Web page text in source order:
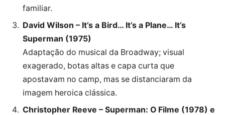
familiar.
David Wilson – It’s a Bird… It’s a Plane… It’s
Superman (1975)
Adaptação do musical da Broadway; visual
exagerado, botas altas e capa curta que
apostavam no camp, mas se distanciaram da
imagem heroica clássica.
Christopher Reeve – Superman: O Filme (1978) e